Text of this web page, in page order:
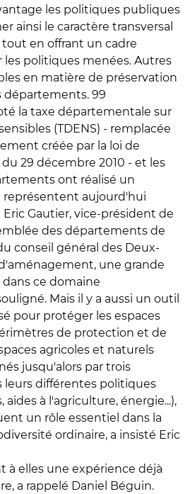
les politiques publiques
ainsi le caractère transversal
en offrant un cadre
les politiques menées. Autres
en matière de préservation
départements. 99
la taxe départementale sur
(TDENS) - remplacée
créée par la loi de
29 décembre 2010 - et les
ont réalisé un
représentent aujourd'hui
Gautier, vice-président de
des départements de
conseil général des Deux-
une grande
ce domaine
Mais il y a aussi un outil
pour protéger les espaces
de protection et de
agricoles et naturels
jusqu'alors par trois
leurs différentes politiques
à l'agriculture, énergie...),
un rôle essentiel dans la
ordinaire, a insisté Eric
à elles une expérience déjà
a rappelé Daniel Béguin.